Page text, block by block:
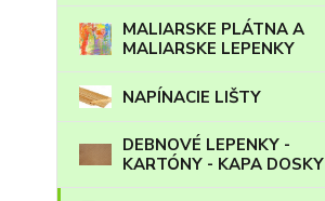
MALIARSKE PLÁTNA A
MALIARSKE LEPENKY
NAPÍNACIE LIŠTY
DEBNOVÉ LEPENKY -
KARTÓNY - KAPA DOSKY